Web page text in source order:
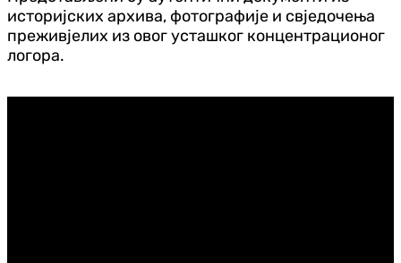
историјских архива, фотографије и свједочења
преживјелих из овог усташког концентрационог
логора.